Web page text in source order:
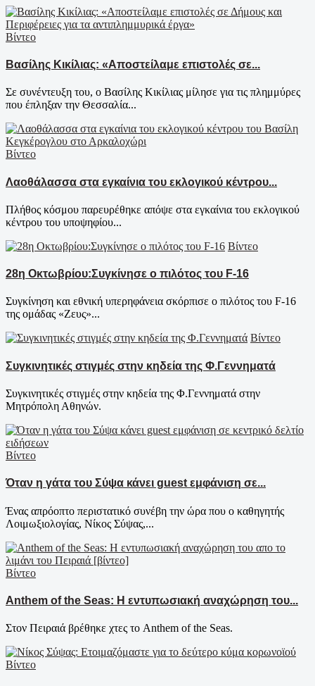
Βίντεο
Βασίλης Κικίλιας: «Αποστείλαμε επιστολές σε...
Σε συνέντευξη του, ο Βασίλης Κικίλιας μίλησε για τις πλημμύρες
που έπληξαν την Θεσσαλία...
Βίντεο
Λαοθάλασσα στα εγκαίνια του εκλογικού κέντρου...
Πλήθος κόσμου παρευρέθηκε απόψε στα εγκαίνια του εκλογικού
κέντρου του υποψηφίου...
Βίντεο
28η Οκτωβρίου:Συγκίνησε ο πιλότος του F-16
Συγκίνηση και εθνική υπερηφάνεια σκόρπισε ο πιλότος του F-16
της ομάδας «Ζευς»...
Βίντεο
Συγκινητικές στιγμές στην κηδεία της Φ.Γεννηματά
Συγκινητικές στιγμές στην κηδεία της Φ.Γεννηματά στην
Μητρόπολη Αθηνών.
Βίντεο
Όταν η γάτα του Σύψα κάνει guest εμφάνιση σε...
Ένας απρόοπτο περιστατικό συνέβη την ώρα που ο καθηγητής
Λοιμωξιολογίας, Νίκος Σύψας,...
Βίντεο
Anthem of the Seas: Η εντυπωσιακή αναχώρηση του...
Στον Πειραιά βρέθηκε χτες το Anthem of the Seas.
Βίντεο